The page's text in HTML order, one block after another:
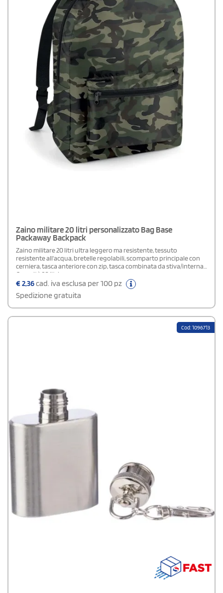
Zaino militare 20 litri personalizzato Bag Base
Packaway Backpack
Zaino militare 20 litri ultra leggero ma resistente, tessuto
resistente all'acqua, bretelle regolabili, scomparto principale con
cerniera, tasca anteriore con zip, tasca combinata da stiva/interna.
Capacità 20 litri.
€2,36cad. iva esclusa per 100 pz
Spedizione gratuita
Cod: 1096713